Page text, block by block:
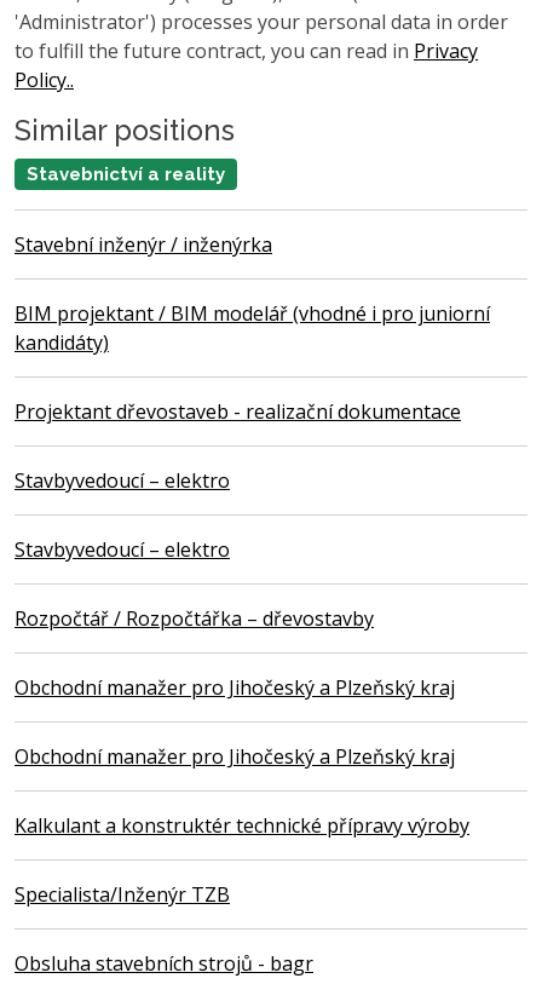
'Administrator') processes your personal data in order
to fulfill the future contract, you can read in Privacy
Policy..
Similar positions
Stavebnictví a reality
Stavební inženýr / inženýrka
BIM projektant / BIM modelář (vhodné i pro juniorní
kandidáty)
Projektant dřevostaveb - realizační dokumentace
Stavbyvedoucí – elektro
Stavbyvedoucí – elektro
Rozpočtář / Rozpočtářka – dřevostavby
Obchodní manažer pro Jihočeský a Plzeňský kraj
Obchodní manažer pro Jihočeský a Plzeňský kraj
Kalkulant a konstruktér technické přípravy výroby
Specialista/Inženýr TZB
Obsluha stavebních strojů - bagr